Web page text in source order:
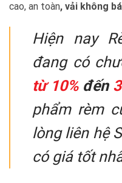
cao, an toàn, vải không
Hiện nay
đang có
từ 10% đến
phẩm rèm
lòng liên hệ
có giá tốt